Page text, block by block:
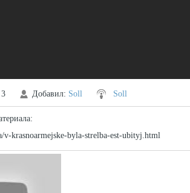
Добавил: Soll Soll
:
v-krasnoarmejske-byla-strelba-est-ubityj.html